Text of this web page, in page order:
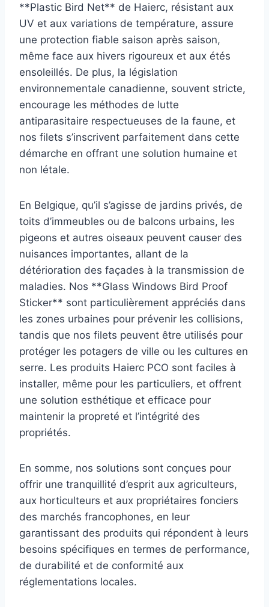
**Plastic Bird Net** de Haierc, résistant aux
UV et aux variations de température, assure
une protection fiable saison après saison,
même face aux hivers rigoureux et aux étés
ensoleillés. De plus, la législation
environnementale canadienne, souvent stricte,
encourage les méthodes de lutte
antiparasitaire respectueuses de la faune, et
nos filets s’inscrivent parfaitement dans cette
démarche en offrant une solution humaine et
non létale.
En Belgique, qu’il s’agisse de jardins privés, de
toits d’immeubles ou de balcons urbains, les
pigeons et autres oiseaux peuvent causer des
nuisances importantes, allant de la
détérioration des façades à la transmission de
maladies. Nos **Glass Windows Bird Proof
Sticker** sont particulièrement appréciés dans
les zones urbaines pour prévenir les collisions,
tandis que nos filets peuvent être utilisés pour
protéger les potagers de ville ou les cultures en
serre. Les produits Haierc PCO sont faciles à
installer, même pour les particuliers, et offrent
une solution esthétique et efficace pour
maintenir la propreté et l’intégrité des
propriétés.
En somme, nos solutions sont conçues pour
offrir une tranquillité d’esprit aux agriculteurs,
aux horticulteurs et aux propriétaires fonciers
des marchés francophones, en leur
garantissant des produits qui répondent à leurs
besoins spécifiques en termes de performance,
de durabilité et de conformité aux
réglementations locales.